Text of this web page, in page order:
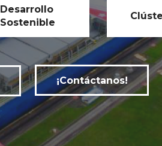
Desarrollo
Sostenible
¡Contáctanos!